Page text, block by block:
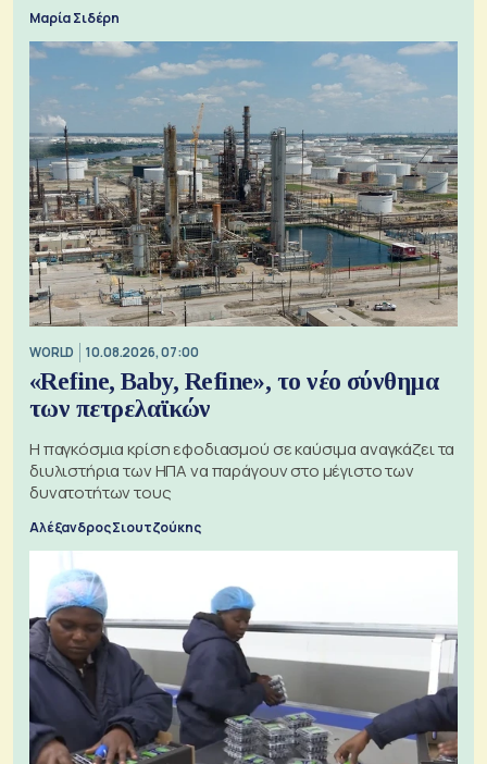
Μαρία Σιδέρη
WORLD 10.08.2026, 07:00
«Refine, Baby, Refine», το νέο σύνθημα
των πετρελαϊκών
Η παγκόσμια κρίση εφοδιασμού σε καύσιμα αναγκάζει τα
διυλιστήρια των ΗΠΑ να παράγουν στο μέγιστο των
δυνατοτήτων τους
Αλέξανδρος Σιουτζούκης